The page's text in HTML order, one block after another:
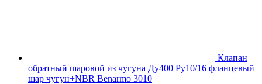
Клапан
обратный шаровой из чугуна Ду400 Ру10/16 фланцевый
шар чугун+NBR Benarmo 3010